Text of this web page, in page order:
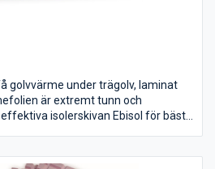
golvvärme under trägolv, laminat
är extremt tunn och
isolerskivan Ebisol för bästa
EB-Connect Wifi går golvvärmen